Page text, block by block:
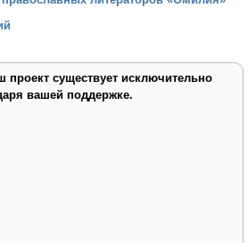
проект существует исключительно
вашей поддержке.